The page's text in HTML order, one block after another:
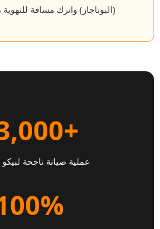
(البوتاجاز) واترك مسافة
+13,000
عملية صيانة ناجحة